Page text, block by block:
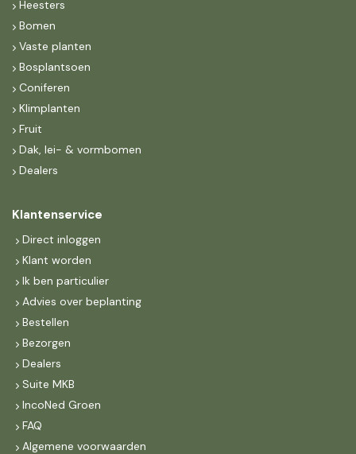
Heesters
Bomen
Vaste planten
Bosplantsoen
Coniferen
Klimplanten
Fruit
Dak, lei- & vormbomen
Dealers
Klantenservice
Direct inloggen
Klant worden
Ik ben particulier
Advies over beplanting
Bestellen
Bezorgen
Dealers
Suite MKB
IncoNed Groen
FAQ
Algemene voorwaarden